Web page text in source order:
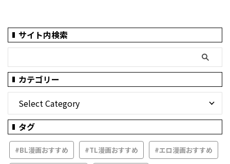
サイト内検索
カテゴリー
タグ
#BL漫画おすすめ #TL漫画おすすめ #エロ漫画おすすめ